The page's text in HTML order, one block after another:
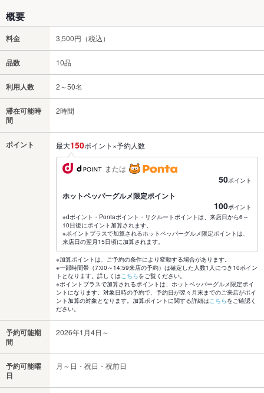
概要
料金 3,500円（税込）
品数 10品
利用人数 2～50名
滞在可能時
間
2時間
ポイント 最大150ポイント×予約人数
または
50ポイント
ホットペッパーグルメ限定ポイント
100ポイント
※dポイント・Pontaポイント・リクルートポイントは、来店日から6～
10日後にポイント加算されます。
※ポイントプラスで加算されるホットペッパーグルメ限定ポイントは、
来店日の翌月15日頃に加算されます。
※加算ポイントは、ご予約の条件により変動する場合があります。
※一部時間帯（7:00～14:59来店の予約）は確定した人数1人につき10ポイン
トとなります。詳しくはこちらをご覧ください。
※ポイントプラスで加算されるポイントは、ホットペッパーグルメ限定ポイ
ントになります。対象日時の予約で、予約日が翌々月末までのご来店がポイ
ント加算の対象となります。加算ポイントに関する詳細はこちらをご確認く
ださい。
予約可能期
間
2026年1月4日～
予約可能曜
日
月～日・祝日・祝前日